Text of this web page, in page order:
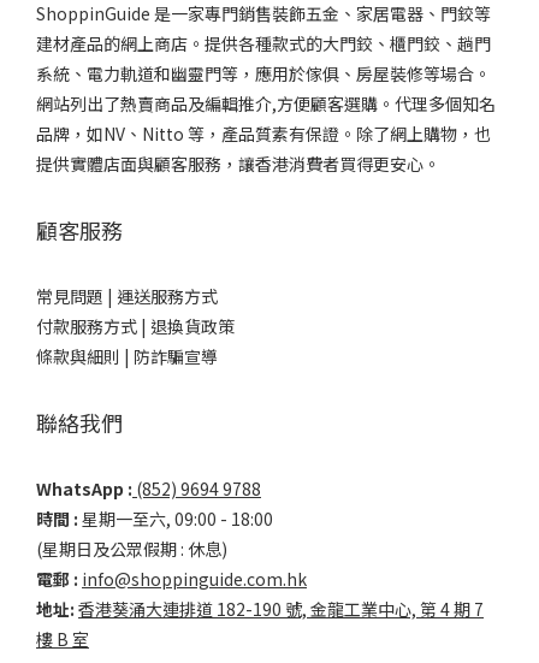
ShoppinGuide 是一家專門銷售裝飾五金、家居電器、門鉸等
建材產品的網上商店。提供各種款式的大門鉸、櫃門鉸、趟門
系統、電力軌道和幽靈門等，應用於傢俱、房屋裝修等場合。
網站列出了熱賣商品及編輯推介,方便顧客選購。代理多個知名
品牌，如NV、Nitto 等，產品質素有保證。除了網上購物，也
提供實體店面與顧客服務，讓香港消費者買得更安心。
顧客服務
常見問題 | 運送服務方式
付款服務方式 | 退換貨政策
條款與細則 | 防詐騙宣導
聯絡我們
WhatsApp : (852) 9694 9788
時間 : 星期一至六, 09:00 - 18:00
(星期日及公眾假期 : 休息)
電郵 : info@shoppinguide.com.hk
地址: 香港葵涌大連排道 182-190 號, 金龍工業中心, 第 4 期 7
樓 B 室